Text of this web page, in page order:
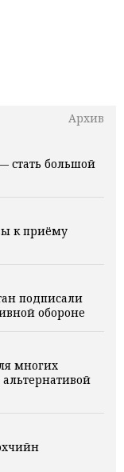
Архив
стать большой
к приёму
подписали
обороне
многих